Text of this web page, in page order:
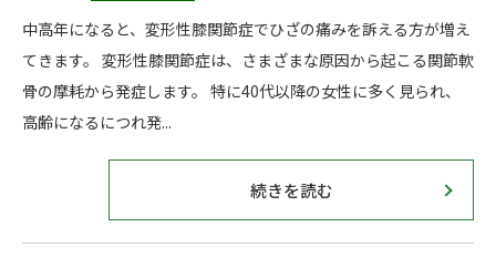
中高年になると、変形性膝関節症でひざの痛みを訴える方が増え
てきます。 変形性膝関節症は、さまざまな原因から起こる関節軟
骨の摩耗から発症します。 特に40代以降の女性に多く見られ、
高齢になるにつれ発...
続きを読む